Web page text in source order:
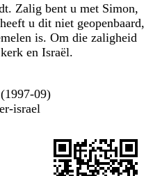
Zalig bent u met Simon,
u dit niet geopenbaard,
is. Om die zaligheid
en Israël.
09)
israel